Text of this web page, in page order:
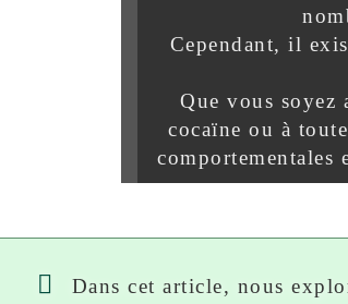
Cependant, il
Que vous soyez
cocaïne ou à
Dans cet article, nous